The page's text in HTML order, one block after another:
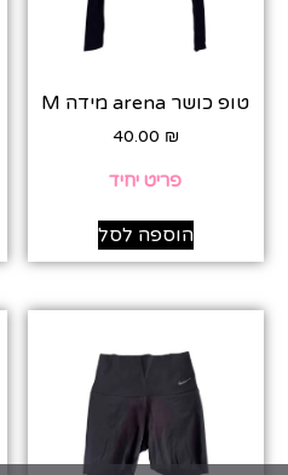
טופ כושר arena מידה M
40.00 ₪
פריט יחיד
הוספה לסל